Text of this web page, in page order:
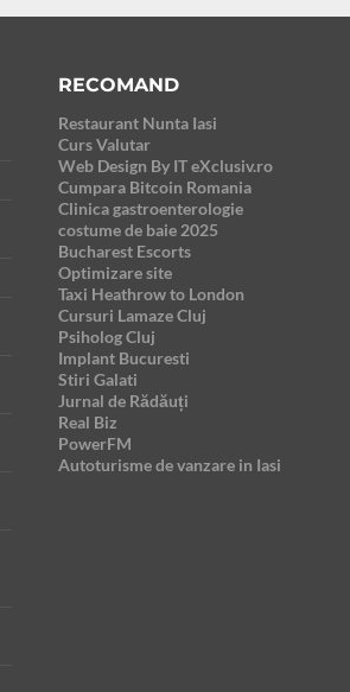
RECOMAND
Restaurant Nunta Iasi
Curs Valutar
Web Design By IT eXclusiv.ro
Cumpara Bitcoin Romania
Clinica gastroenterologie
costume de baie 2025
Bucharest Escorts
Optimizare site
Taxi Heathrow to London
Cursuri Lamaze Cluj
Psiholog Cluj
Implant Bucuresti
Stiri Galati
Jurnal de Rădăuți
Real Biz
PowerFM
Autoturisme de vanzare in Iasi